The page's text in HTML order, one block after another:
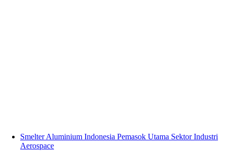
Smelter Aluminium Indonesia Pemasok Utama Sektor Industri
Aerospace